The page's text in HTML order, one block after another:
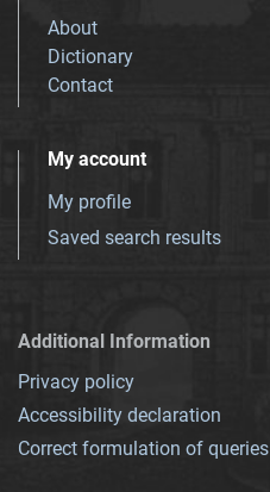
About
Dictionary
Contact
My account
My profile
Saved search results
Additional Information
Privacy policy
Accessibility declaration
Correct formulation of queries